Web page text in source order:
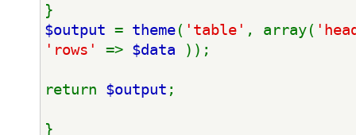
}
$output = theme( 'table' , array(
'rows' => $data ));
return $output ;
}